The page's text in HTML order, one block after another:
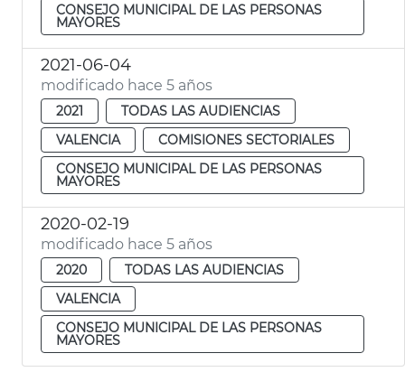
CONSEJO MUNICIPAL DE LAS PERSONAS
MAYORES
2021-06-04
modificado hace 5 años
2021
TODAS LAS AUDIENCIAS
VALENCIA
COMISIONES SECTORIALES
CONSEJO MUNICIPAL DE LAS PERSONAS
MAYORES
2020-02-19
modificado hace 5 años
2020
TODAS LAS AUDIENCIAS
VALENCIA
CONSEJO MUNICIPAL DE LAS PERSONAS
MAYORES